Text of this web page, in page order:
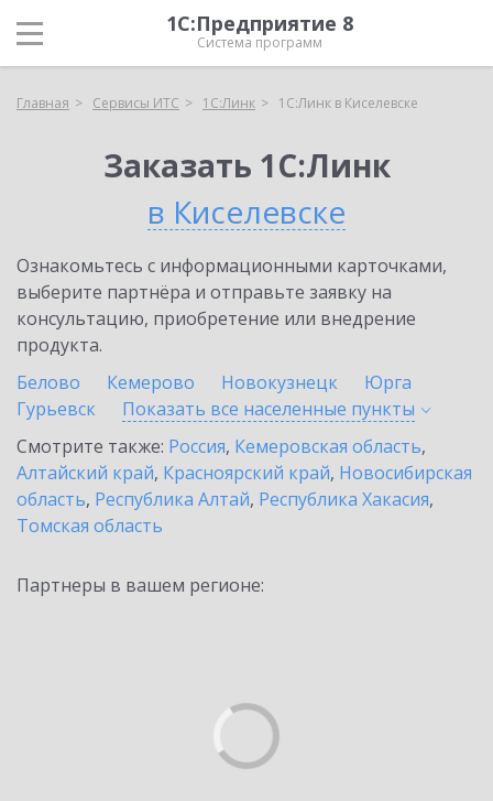
1С:Предприятие 8
Система программ
Главная Сервисы ИТС 1С:Линк 1С:Линк в Киселевске
Заказать 1С:Линк
в Киселевске
Ознакомьтесь с информационными карточками,
выберите партнёра и отправьте заявку на
консультацию, приобретение или внедрение
продукта.
Белово
Кемерово Новокузнецк
Юрга
Гурьевск
Показать все населенные пункты
Смотрите также: Россия, Кемеровская область,
Алтайский край, Красноярский край, Новосибирская
область, Республика Алтай, Республика Хакасия,
Томская область
Партнеры в вашем регионе: